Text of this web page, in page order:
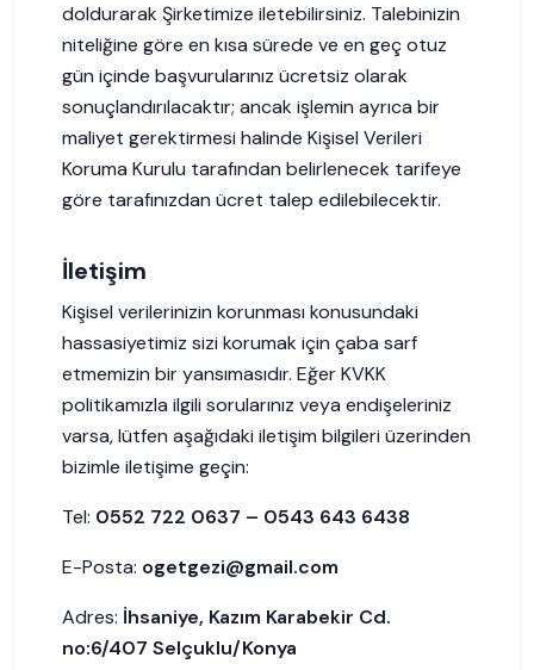
doldurarak Şirketimize iletebilirsiniz. Talebinizin
niteliğine göre en kısa sürede ve en geç otuz
gün içinde başvurularınız ücretsiz olarak
sonuçlandırılacaktır; ancak işlemin ayrıca bir
maliyet gerektirmesi halinde Kişisel Verileri
Koruma Kurulu tarafından belirlenecek tarifeye
göre tarafınızdan ücret talep edilebilecektir.
İletişim
Kişisel verilerinizin korunması konusundaki
hassasiyetimiz sizi korumak için çaba sarf
etmemizin bir yansımasıdır. Eğer KVKK
politikamızla ilgili sorularınız veya endişeleriniz
varsa, lütfen aşağıdaki iletişim bilgileri üzerinden
bizimle iletişime geçin:
Tel: 0552 722 0637 – 0543 643 6438
E-Posta: ogetgezi@gmail.com
Adres: İhsaniye, Kazım Karabekir Cd.
no:6/407 Selçuklu/Konya